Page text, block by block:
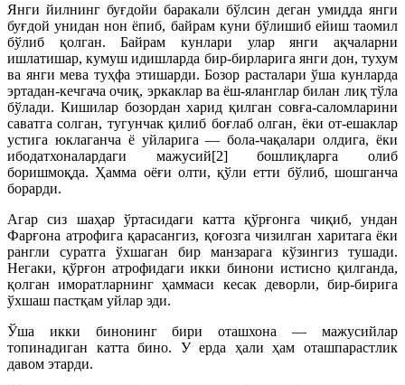
Янги йилнинг буғдойи баракали бўлсин деган умидда янги
буғдой унидан нон ёпиб, байрам куни бўлишиб ейиш таомил
бўлиб қолган. Байрам кунлари улар янги ақчаларни
ишлатишар, кумуш идишларда бир-бирларига янги дон, тухум
ва янги мева туҳфа этишарди. Бозор расталари ўша кунларда
эртадан-кечгача очиқ, эркаклар ва ёш-яланглар билан лиқ тўла
бўлади. Кишилар бозордан харид қилган совға-саломларини
саватга солган, тугунчак қилиб боғлаб олган, ёки от-ешаклар
устига юклаганча ё уйларига — бола-чақалари олдига, ёки
ибодатхоналардаги мажусий[2] бошлиқларга олиб
боришмоқда. Ҳамма оёғи олти, қўли етти бўлиб, шошганча
борарди.
Агар сиз шаҳар ўртасидаги катта қўрғонга чиқиб, ундан
Фарғона атрофига қарасангиз, қоғозга чизилган харитага ёки
рангли суратга ўхшаган бир манзарага кўзингиз тушади.
Негаки, қўрғон атрофидаги икки бинони истисно қилганда,
қолган иморатларнинг ҳаммаси кесак деворли, бир-бирига
ўхшаш пастқам уйлар эди.
Ўша икки бинонинг бири оташхона — мажусийлар
топинадиган катта бино. У ерда ҳали ҳам оташпарастлик
давом этарди.